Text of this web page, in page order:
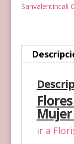
Sanvalentincali
Mujer
ir a